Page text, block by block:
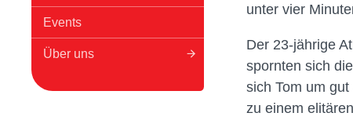
Events
Über uns
unter vier
Der 23-jährige
spornten sich
sich Tom um
zu einem